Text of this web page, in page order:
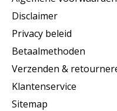
Disclaimer
Privacy beleid
Betaalmethoden
Verzenden &
Klantenservice
Sitemap